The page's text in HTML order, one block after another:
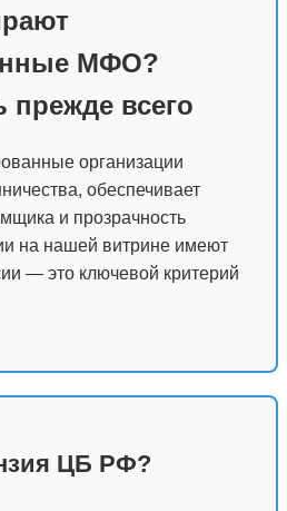
МФО?
прежде всего
организации
обеспечивает
и прозрачность
на нашей витрине имеют
— это ключевой критерий
ЦБ РФ?